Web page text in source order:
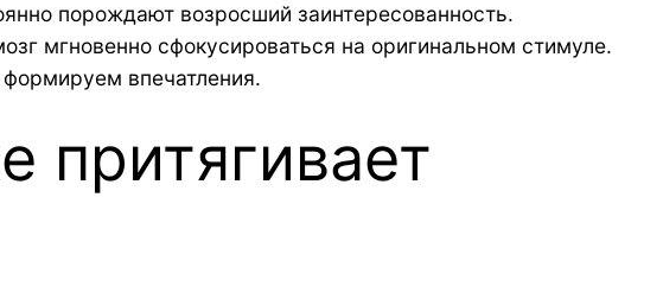
порождают возросший заинтересованность.
мгновенно сфокусироваться на оригинальном стимуле.
впечатления.
притягивает